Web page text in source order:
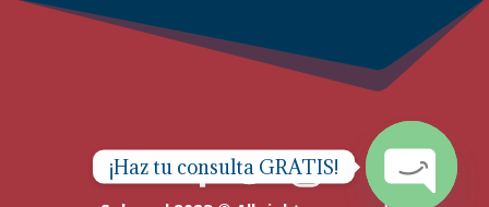
¡Haz tu consulta GRATIS!